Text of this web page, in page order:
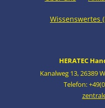
Wissenswertes
HERATEC
Kanalweg 13,26389
Telefon: